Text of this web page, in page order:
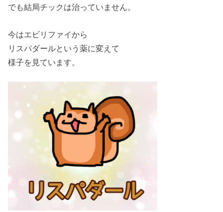
でも結局チックは治っていません。
今はエビリファイから
リスパダールという薬に変えて
様子を見ています。